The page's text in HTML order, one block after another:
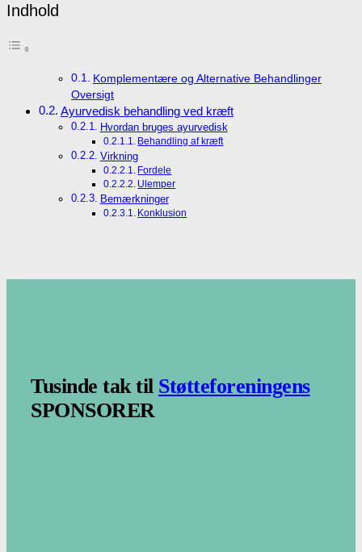
Indhold
Komplementære og Alternative Behandlinger
Oversigt
Ayurvedisk behandling ved kræft
Hvordan bruges ayurvedisk
Behandling af kræft
Virkning
Fordele
Ulemper
Bemærkninger
Konklusion
Tusinde tak til Støtteforeningens
SPONSORER